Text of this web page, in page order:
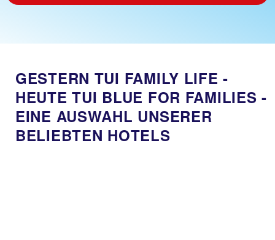
GESTERN TUI FAMILY LIFE -
HEUTE TUI BLUE FOR FAMILIES -
EINE AUSWAHL UNSERER
BELIEBTEN HOTELS